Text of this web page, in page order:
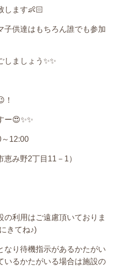
します👶🏻
子供達はもちろん誰でも参加
しましょう ✨✨
！
ー😍✨✨
～ 12:00
恵み野2丁目 11 － 1）
の利用はご遠慮頂いておりま
きてね♪)
なり待機指示があるかたがい
いるかたがいる場合は施設の